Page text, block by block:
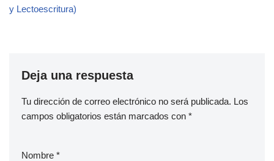
y Lectoescritura)
Deja una respuesta
Tu dirección de correo electrónico no será publicada. Los
campos obligatorios están marcados con *
Nombre *